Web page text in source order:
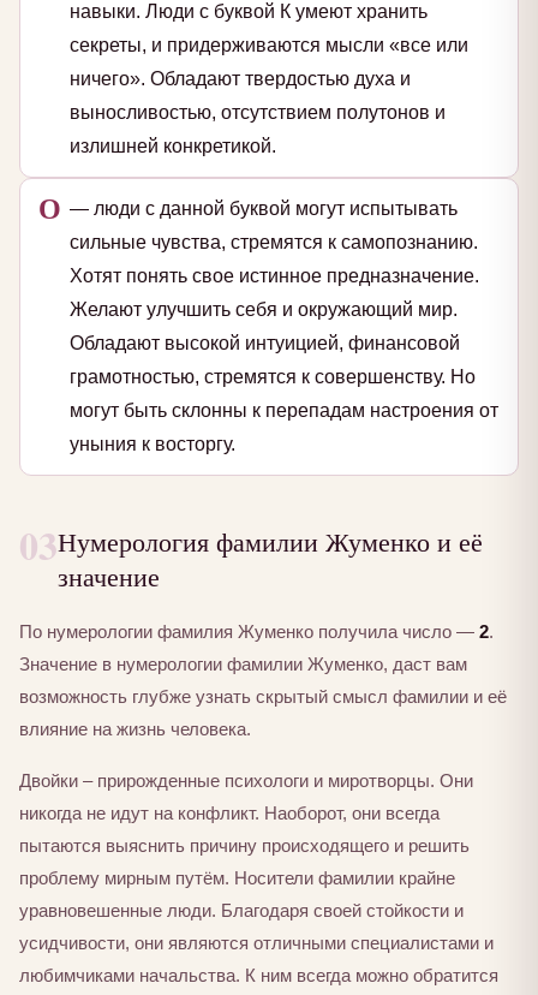
навыки. Люди с буквой К умеют хранить
секреты, и придерживаются мысли «все или
ничего». Обладают твердостью духа и
выносливостью, отсутствием полутонов и
излишней конкретикой.
О — люди с данной буквой могут испытывать
сильные чувства, стремятся к самопознанию.
Хотят понять свое истинное предназначение.
Желают улучшить себя и окружающий мир.
Обладают высокой интуицией, финансовой
грамотностью, стремятся к совершенству. Но
могут быть склонны к перепадам настроения от
уныния к восторгу.
03Нумерология фамилии Жуменко и её
значение
По нумерологии фамилия Жуменко получила число — 2.
Значение в нумерологии фамилии Жуменко, даст вам
возможность глубже узнать скрытый смысл фамилии и её
влияние на жизнь человека.
Двойки – прирожденные психологи и миротворцы. Они
никогда не идут на конфликт. Наоборот, они всегда
пытаются выяснить причину происходящего и решить
проблему мирным путём. Носители фамилии крайне
уравновешенные люди. Благодаря своей стойкости и
усидчивости, они являются отличными специалистами и
любимчиками начальства. К ним всегда можно обратится